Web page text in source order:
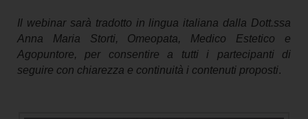
Il webinar sarà tradotto in lingua italiana dalla Dott.ssa
Anna Maria Storti, Omeopata, Medico Estetico e
Agopuntore, per consentire a tutti i partecipanti di
seguire con chiarezza e continuità i contenuti proposti.